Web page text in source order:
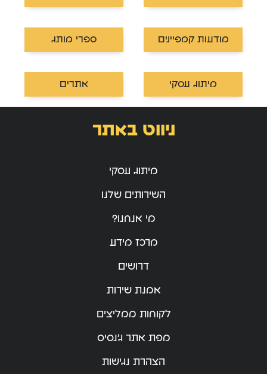
מודעות קמפיינים ספרי מותג
מיתוג עסקי אתרים
ניווט באתר
מיתוג עסקי
השירותים שלנו
מי אנחנו?
מרכז מידע
דרושים
אמנת שירות
לקוחות ממליצים
מפת אתר ג’נסיס
הצהרת נגישות